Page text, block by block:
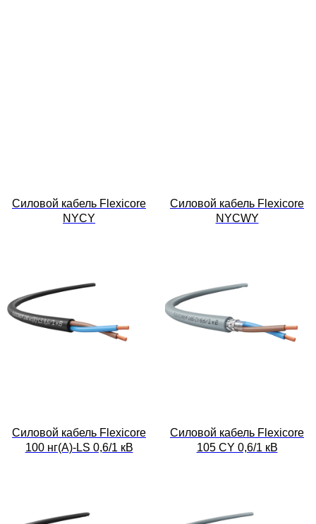
Силовой кабель Flexicore
NYCY
Силовой кабель Flexicore
NYCWY
Силовой кабель Flexicore
100 нг(А)-LS 0,6/1 кВ
Силовой кабель Flexicore
105 CY 0,6/1 кВ